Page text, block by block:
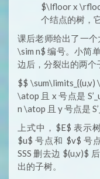
$\lfloor x
个结点的树，
课后老师给出了一
\sim n$ 编号。小简
边后，分裂出的两个
$$
\atop 且 x 号点是
n \atop 且 y 号点是
上式中，$E$ 表示
$u$ 号点和 $v$ 号
SSS 删去边 $(u,v)$
出的子树。